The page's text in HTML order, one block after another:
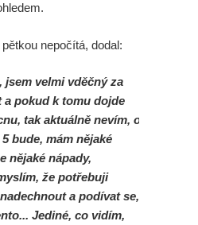
nepočítá, dodal:
jsem velmi vděčný za
pokud k tomu dojde
tak aktuálně nevím, o
bude, mám nějaké
nějaké nápady,
že potřebuji
a podívat se,
Jediné, co vidím,